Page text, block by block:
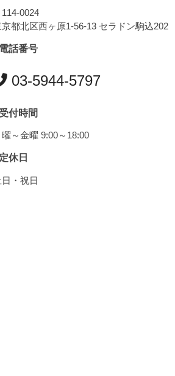
0024
京都北区西ヶ原1-56-13 セラドン駒込202
話番号
03-5944-5797
付時間
曜～金曜 9:00～18:00
休日
・祝日